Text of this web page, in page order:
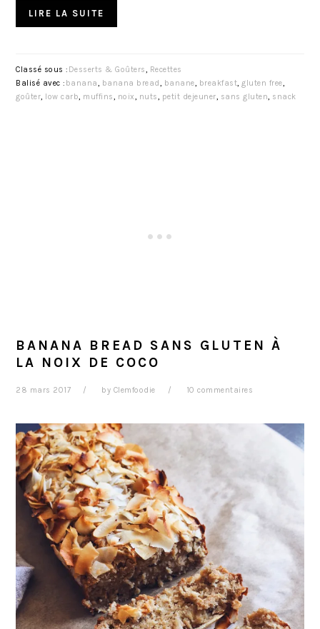
LIRE LA SUITE
Classé sous : Desserts & Goûters, Recettes
Balisé avec : banana, banana bread , banane, breakfast,gluten free,
goûter, low carb, muffins, noix, nuts, petit dejeuner, sans gluten, snack
BANANA BREAD SANS GLUTEN À
LA NOIX DE COCO
28 mars 2017 by Clemfoodie 10 commentaires